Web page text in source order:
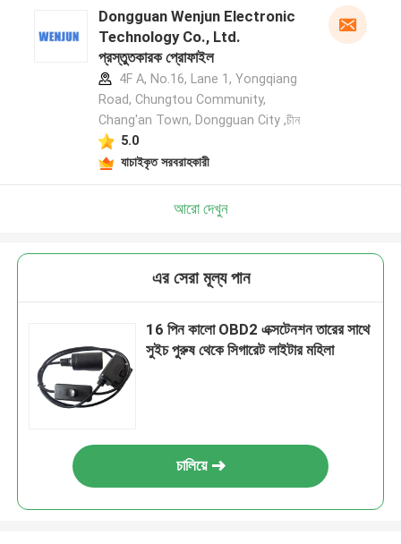
Dongguan Wenjun Electronic
Technology Co., Ltd.
প্রস্তুতকারক প্রোফাইল
4F A, No.16, Lane 1, Yongqiang
Road, Chungtou Community,
Chang'an Town, Dongguan City ,চীন
5.0
যাচাইকৃত সরবরাহকারী
আরো দেখুন
এর সেরা মূল্য পান
16 পিন কালো OBD2 এক্সটেনশন তারের সাথে
সুইচ পুরুষ থেকে সিগারেট লাইটার মহিলা
চালিয়ে